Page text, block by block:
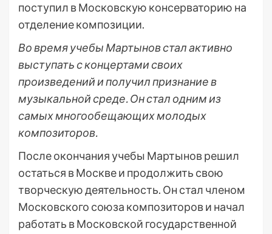
поступил в Московскую консерваторию на
отделение композиции.
Во время учебы Мартынов стал активно
выступать с концертами своих
произведений и получил признание в
музыкальной среде. Он стал одним из
самых многообещающих молодых
композиторов.
После окончания учебы Мартынов решил
остаться в Москве и продолжить свою
творческую деятельность. Он стал членом
Московского союза композиторов и начал
работать в Московской государственной